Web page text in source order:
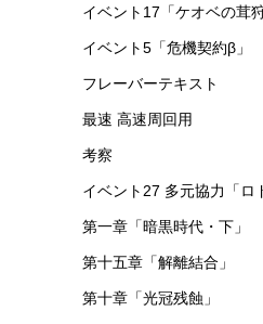
イベント17「ケオベの茸狩
イベント5「危機契約β」
フレーバーテキスト
最速 高速周回用
考察
イベント27 多元協力「ロ
第一章「暗黒時代・下」
第十五章「解離結合」
第十章「光冠残蝕」